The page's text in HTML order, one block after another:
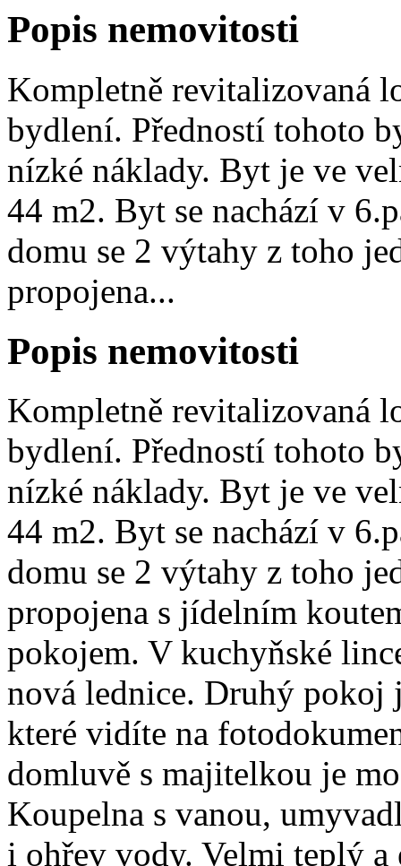
Popis nemovitosti
Kompletně revitalizovaná
bydlení. Předností tohoto
nízké náklady. Byt je ve
44 m2. Byt se nachází v
domu se 2 výtahy z toho
propojena...
Popis nemovitosti
Kompletně revitalizovaná
bydlení. Předností tohoto
nízké náklady. Byt je ve
44 m2. Byt se nachází v
domu se 2 výtahy z toho
propojena s jídelním
pokojem. V kuchyňské
nová lednice. Druhý pokoj
které vidíte na
domluvě s majitelkou je
Koupelna s vanou,
i ohřev vody. Velmi teplý